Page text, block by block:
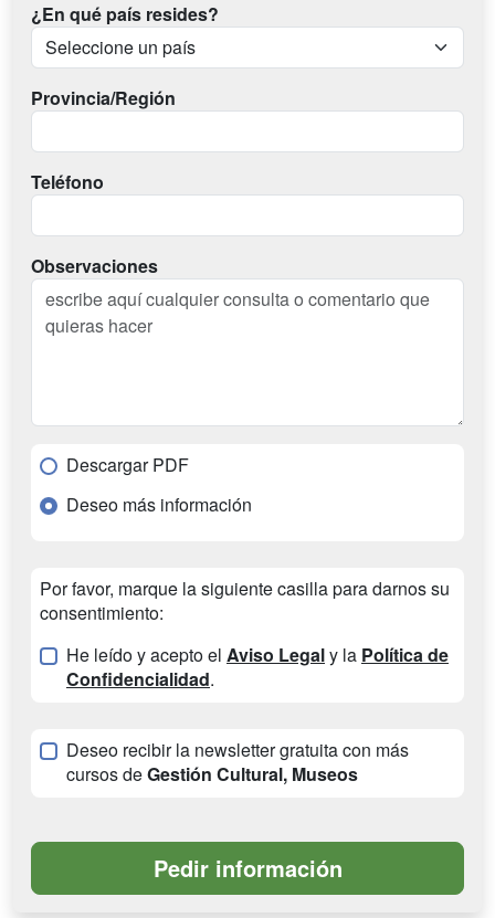
¿En qué país resides?
Provincia/Región
Teléfono
Observaciones
Descargar PDF
Deseo más información
Por favor, marque la siguiente casilla para darnos su
consentimiento:
He leído y acepto el Aviso Legaly la Política de
Confidencialidad.
Deseo recibir la newsletter gratuita con más
cursos deGestión Cultural, Museos